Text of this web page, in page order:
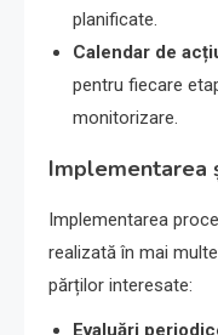
planificate.
Calendar de
pentru fiecare
monitorizare.
Implementarea
Implementarea
realizată în mai
părților interesate:
Evaluări